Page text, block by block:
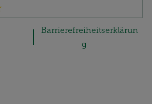
Barrierefreiheitserklärun
g